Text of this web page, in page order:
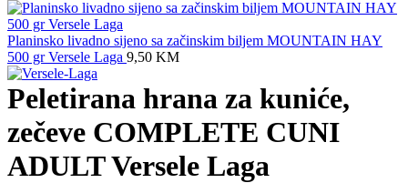
Planinsko livadno sijeno sa začinskim biljem MOUNTAIN HAY
500 gr Versele Laga 9,50 KM
Peletirana hrana za kuniće,
zečeve COMPLETE CUNI
ADULT Versele Laga